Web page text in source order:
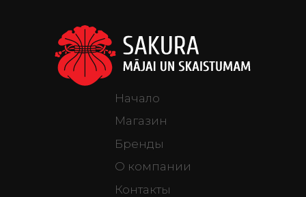
Начало
Магазин
Бренды
О компании
Контакты